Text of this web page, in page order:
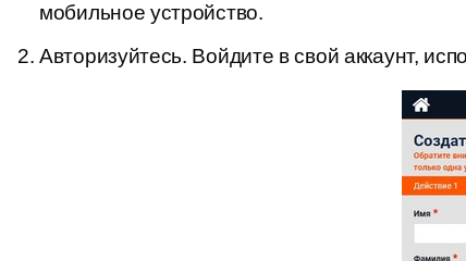
мобильное устройство.
Авторизуйтесь. Войдите в свой аккаунт,